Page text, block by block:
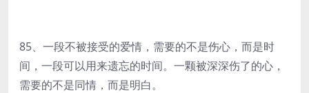
85、一段不被接受的爱情，需要的不是伤心，而是时
间，一段可以用来遗忘的时间。一颗被深深伤了的心，
需要的不是同情，而是明白。